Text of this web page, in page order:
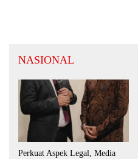
NASIONAL
Perkuat Aspek Legal, Media